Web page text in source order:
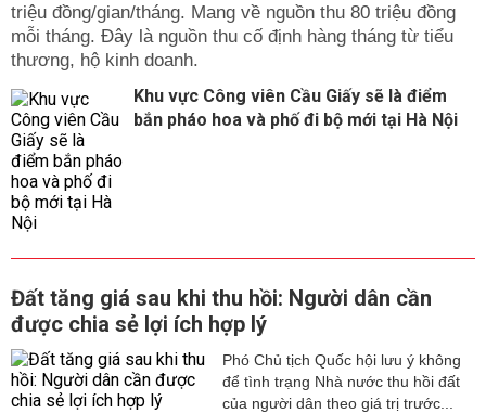
triệu đồng/gian/tháng. Mang về nguồn thu 80 triệu đồng
mỗi tháng. Đây là nguồn thu cố định hàng tháng từ tiểu
thương, hộ kinh doanh.
Khu vực Công viên Cầu Giấy sẽ là điểm
bắn pháo hoa và phố đi bộ mới tại Hà Nội
Đất tăng giá sau khi thu hồi: Người dân cần
được chia sẻ lợi ích hợp lý
Phó Chủ tịch Quốc hội lưu ý không
để tình trạng Nhà nước thu hồi đất
của người dân theo giá trị trước...